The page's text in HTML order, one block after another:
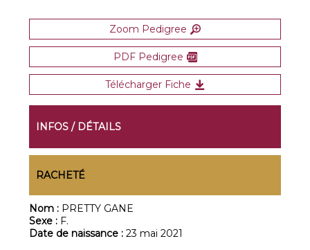
Zoom Pedigree
PDF Pedigree
Télécharger Fiche
INFOS / DÉTAILS
RACHETÉ
Nom : PRETTY GANE
Sexe : F.
Date de naissance :23 mai 2021